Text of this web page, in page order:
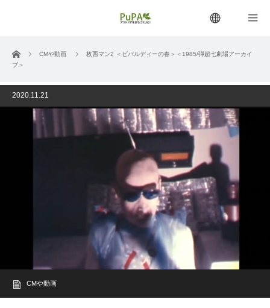
ホーム CMや動画
枚西マン2 ＜ビバルディーの春＞＜1985/弾超七劇場アーカイ
ブ＞
2020.11.21
CMや動画